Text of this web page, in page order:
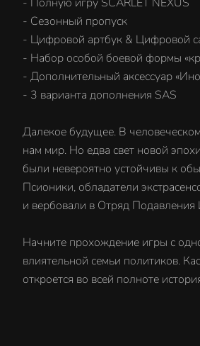
- Сезонный пропуск
- Цифровой артбук & Цифровой
- Набор особой боевой формы
- Дополнительный аксессуар
- 3 варианта дополнения SAS
Далекое будущее. В
нам мир. Но едва свет новой
были невероятно устойчивы к
Псионики, обладатели
и вербовали в Отряд
Начните прохождение игры с
влиятельной семьи политиков.
откроется во всей полноте